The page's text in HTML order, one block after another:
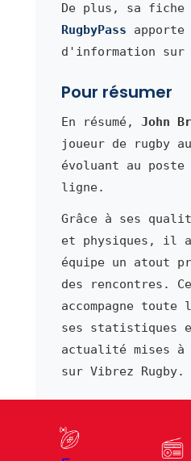
De plus, sa fiche
RugbyPass apporte
d'information sur
Pour résumer
En résumé, John
joueur de rugby
évoluant au
ligne.
Grâce à ses
et physiques, il
équipe un atout
des rencontres.
accompagne toute
ses statistiques
actualité mises
sur Vibrez Rugby.
⬅ Joueur précédent